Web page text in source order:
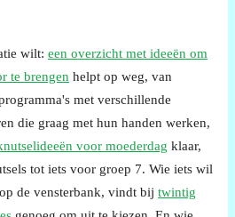
wilt: een overzicht met ideeën om
te brengen helpt op weg, van
met verschillende
die graag met hun handen werken,
voor moederdag klaar,
tot iets voor groep 7. Wie iets wil
de vensterbank, vindt bij twintig